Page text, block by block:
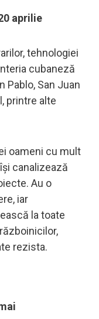
aprilie
tehnologiei
cubaneză
Pablo, San Juan
printre alte
oameni cu mult
canalizează
Au o
iar
la toate
rezista.